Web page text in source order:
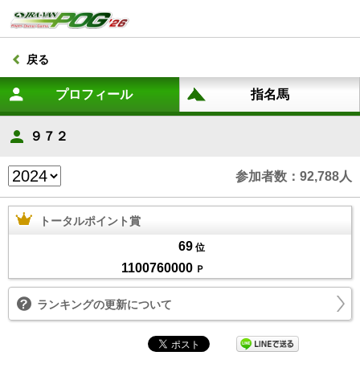
戻る
９７２
参加者数：92,788人
トータルポイント賞
69 位
1100760000 Ｐ
ランキングの更新について